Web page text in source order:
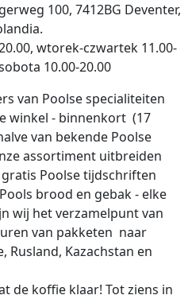
100, 7412BG Deventer,
wtorek-czwartek 11.00-
10.00-20.00
van Poolse specialiteiten
winkel - binnenkort (17
van bekende Poolse
assortiment uitbreiden
Poolse tijdschriften
brood en gebak - elke
wij het verzamelpunt van
van pakketen naar
Rusland, Kazachstan en
de koffie klaar! Tot ziens in